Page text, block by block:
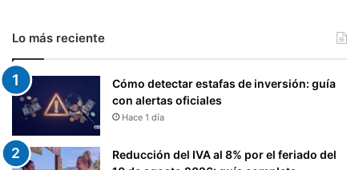
Lo más reciente
Cómo detectar estafas de inversión: guía
con alertas oficiales
Hace 1 día
Reducción del IVA al 8% por el feriado del